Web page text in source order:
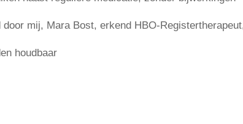
door mij, Mara Bost, erkend HBO-
houdbaar